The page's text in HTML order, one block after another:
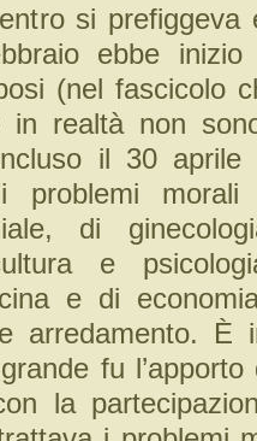
si prefiggeva
ebbe
(nel fascicolo
in realtà non
il 30 aprile
problemi
di
e
e di
arredamento. È
fu
la